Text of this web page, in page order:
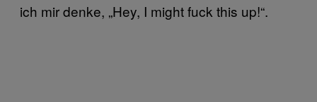
ich mir denke, „Hey, I might fuck this up!“.